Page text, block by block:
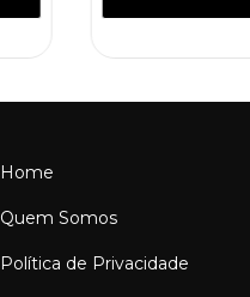
Home
Quem Somos
Política de Privacidade